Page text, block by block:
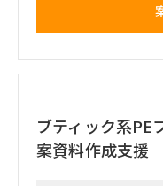
■ 想定業務内容（例）
間接経費のコスト削減
お打合せでのヒアリ
実態を把握の上、取組
ブティック系PE
案資料作成支援